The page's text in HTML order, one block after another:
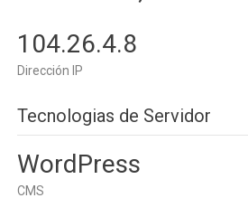
104.26.4.8
Dirección IP
Tecnologias de Servidor
WordPress
CMS